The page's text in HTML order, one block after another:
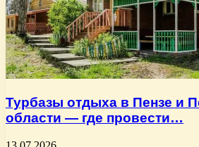
Турбазы отдыха в Пензе и
области — где провести…